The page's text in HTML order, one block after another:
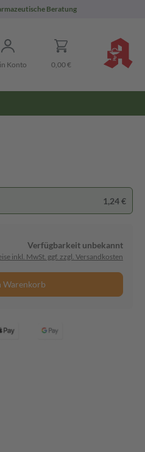
Beratung
Konto 0,00 €
1,24 €
Verfügbarkeit unbekannt
inkl. MwSt. ggf. zzgl. Versandkosten
Warenkorb